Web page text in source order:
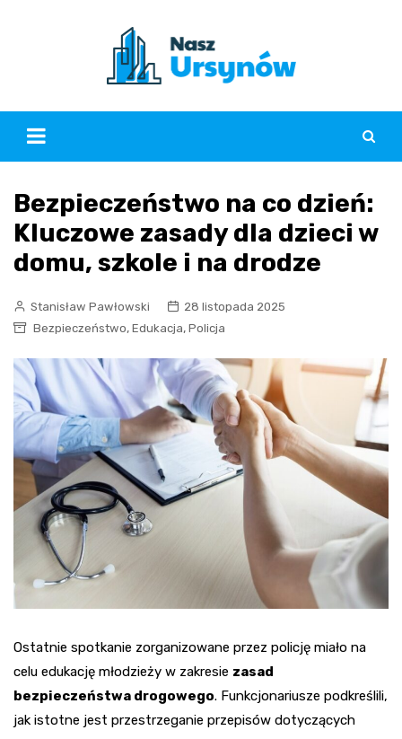
Bezpieczeństwo na co dzień:
Kluczowe zasady dla dzieci w
domu, szkole i na drodze
Stanisław Pawłowski
28 listopada 2025
Bezpieczeństwo, Edukacja, Policja
Ostatnie spotkanie zorganizowane przez policję miało na
celu edukację młodzieży w zakresie zasad
bezpieczeństwa drogowego. Funkcjonariusze podkreślili,
jak istotne jest przestrzeganie przepisów dotyczących